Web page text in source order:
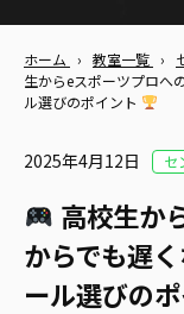
ホーム › 教室一覧 ›
生からeスポーツプロへ
ル選びのポイント
2025年4月12日 セ
高校生か
からでも遅
ール選びの